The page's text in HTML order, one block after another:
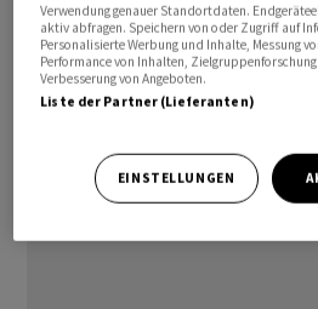
Im Vergleich zu den ersten drei
entwickelte sich vor allem die
Transportern und Lkw besser,
etwas./lew/nas/he
Verwendung genauer Standortdaten.
aktiv abfragen. Speichern von oder Zugriff auf
Personalisierte Werbung und Inhalte, Messung
Performance von Inhalten,
Verbesserung von Angeboten.
Liste der Partner (Lieferanten)
EINSTELLUNGEN